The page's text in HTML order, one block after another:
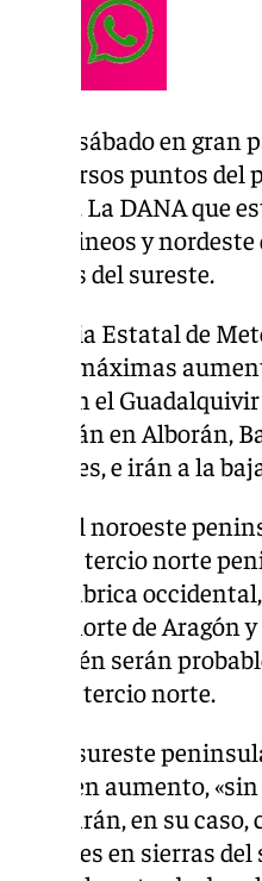
este sábado en gran
en diversos puntos
La DANA que
en Pirineos y
sierras del sureste.
Agencia Estatal de
máximas
en el
subirán en Alborán,
e irán a la
al noroeste
en el tercio norte
cantábrica
al norte de Aragón
también serán
del tercio norte.
tercio sureste
y alto en aumento,
dejarán, en su
en sierras